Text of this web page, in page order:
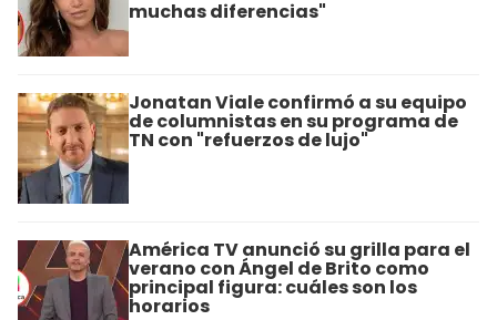
muchas diferencias"
Jonatan Viale confirmó a su equipo
de columnistas en su programa de
TN con "refuerzos de lujo"
América TV anunció su grilla para el
verano con Ángel de Brito como
principal figura: cuáles son los
horarios